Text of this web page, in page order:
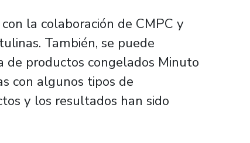
la colaboración de CMPC y
También, se puede
de productos congelados Minuto
con algunos tipos de
y los resultados han sido